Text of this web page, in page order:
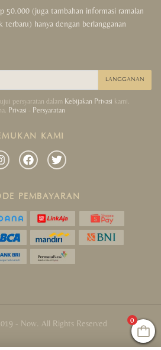
50.000 (juga tambahan informasi ramalan
terbaru) hanya dengan berlangganan
LANGGANAN
persyaratan dalam Kebijakan Privasi kami.
Privasi - Persyaratan
KAMI
PEMBAYARAN
- Now. All Rights Reserved 0